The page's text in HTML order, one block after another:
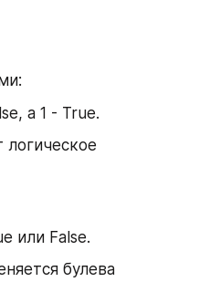
а 1 - True.
или False.
булева